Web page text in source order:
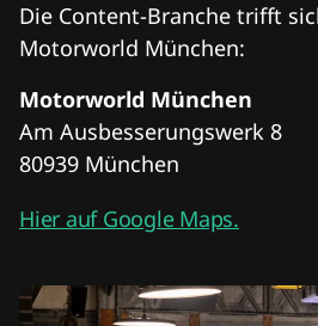
Die Content-Branche trifft
Motorworld München:
Motorworld München
Am Ausbesserungswerk 8
80939 München
Hier auf Google Maps.